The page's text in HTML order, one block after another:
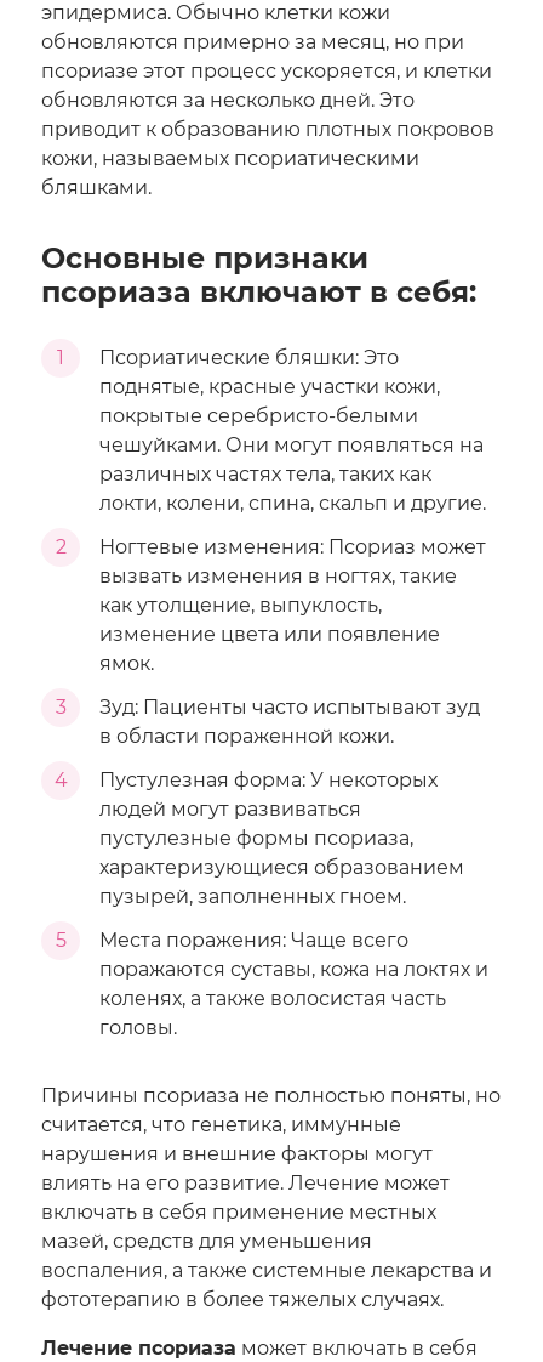
эпидермиса. Обычно клетки кожи
обновляются примерно за месяц, но при
псориазе этот процесс ускоряется, и клетки
обновляются за несколько дней. Это
приводит к образованию плотных покровов
кожи, называемых псориатическими
бляшками.
Основные признаки
псориаза включают в себя:
1
Псориатические бляшки: Это
поднятые, красные участки кожи,
покрытые серебристо-белыми
чешуйками. Они могут появляться на
различных частях тела, таких как
локти, колени, спина, скальп и другие.
2
Ногтевые изменения: Псориаз может
вызвать изменения в ногтях, такие
как утолщение, выпуклость,
изменение цвета или появление
ямок.
3
Зуд: Пациенты часто испытывают зуд
в области пораженной кожи.
4
Пустулезная форма: У некоторых
людей могут развиваться
пустулезные формы псориаза,
характеризующиеся образованием
пузырей, заполненных гноем.
5
Места поражения: Чаще всего
поражаются суставы, кожа на локтях и
коленях, а также волосистая часть
головы.
Причины псориаза не полностью поняты, но
считается, что генетика, иммунные
нарушения и внешние факторы могут
влиять на его развитие. Лечение может
включать в себя применение местных
мазей, средств для уменьшения
воспаления, а также системные лекарства и
фототерапию в более тяжелых случаях.
Лечение псориаза может включать в себя